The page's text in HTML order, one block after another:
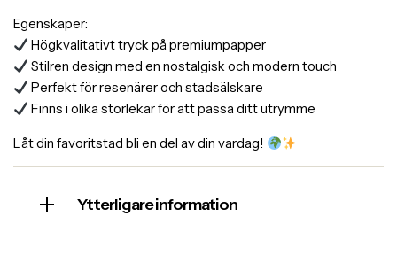
Egenskaper:
Högkvalitativt tryck på premiumpapper
Stilren design med en nostalgisk och modern touch
Perfekt för resenärer och stadsälskare
Finns i olika storlekar för att passa ditt utrymme
Låt din favoritstad bli en del av din vardag!
Ytterligare information